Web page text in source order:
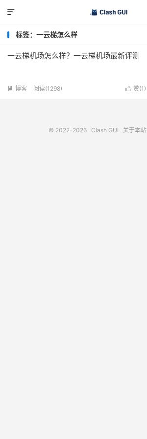

标签：一云梯怎么样
一云梯机场怎么样？一云梯机场最新评测
 赞(1 )
 博客 阅读(1298)
© 2022-2026 Clash GUI 关于本站